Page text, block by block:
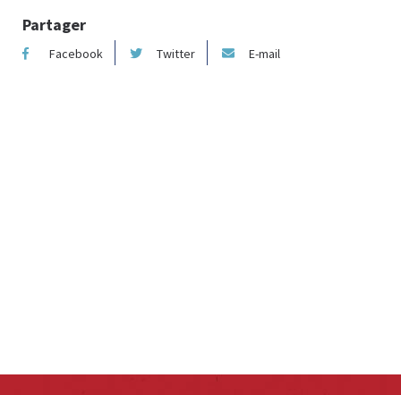
Partager
Facebook Twitter E-mail